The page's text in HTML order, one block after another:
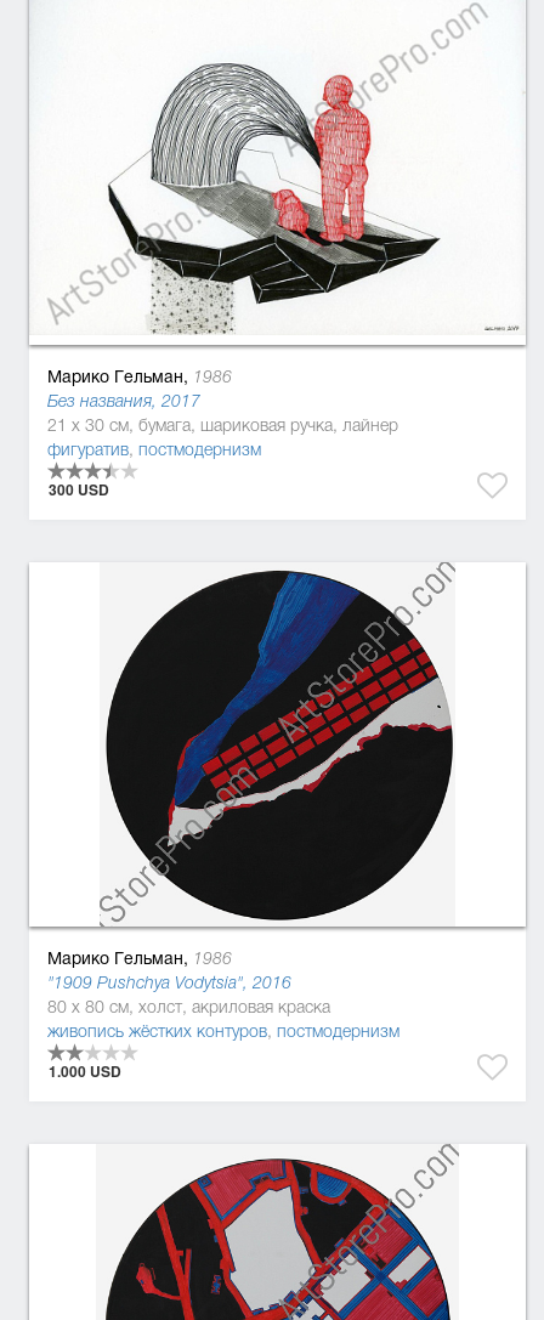
Марико Гельман, 1986
Без названия, 2017
21 x 30 см, бумага, шариковая ручка, лайнер
фигуратив, постмодернизм
300 USD
Марико Гельман, 1986
"1909 Pushchya Vodytsia", 2016
80 x 80 см, холст, акриловая краска
живопись жёстких контуров, постмодернизм
1.000 USD